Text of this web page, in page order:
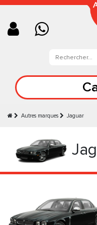
Autres marques Jaguar